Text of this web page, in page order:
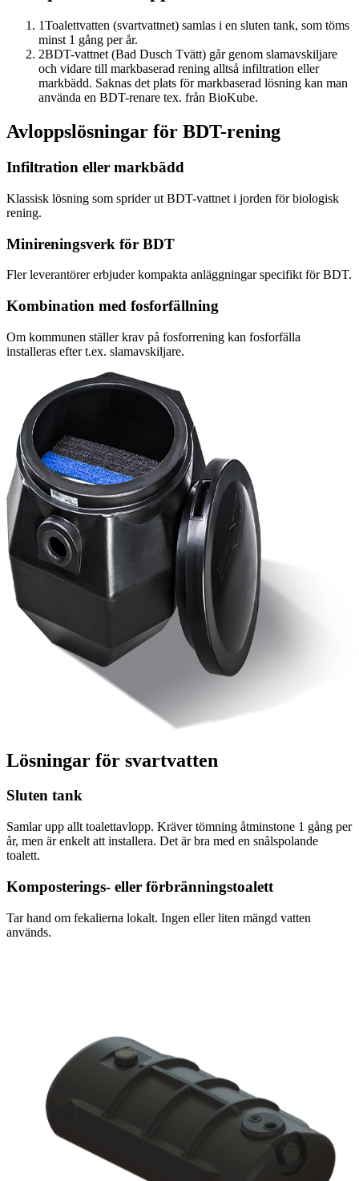
1Toalettvatten (svartvattnet) samlas i en sluten tank, som töms
minst 1 gång per år.
2BDT-vattnet (Bad Dusch Tvätt) går genom slamavskiljare
och vidare till markbaserad rening alltså infiltration eller
markbädd. Saknas det plats för markbaserad lösning kan man
använda en BDT-renare tex. från BioKube.
Avloppslösningar för BDT-rening
Infiltration eller markbädd
Klassisk lösning som sprider ut BDT-vattnet i jorden för biologisk
rening.
Minireningsverk för BDT
Fler leverantörer erbjuder kompakta anläggningar specifikt för BDT.
Kombination med fosforfällning
Om kommunen ställer krav på fosforrening kan fosforfälla
installeras efter t.ex. slamavskiljare.
Lösningar för svartvatten
Sluten tank
Samlar upp allt toalettavlopp. Kräver tömning åtminstone 1 gång per
år, men är enkelt att installera. Det är bra med en snålspolande
toalett.
Komposterings- eller förbränningstoalett
Tar hand om fekalierna lokalt. Ingen eller liten mängd vatten
används.